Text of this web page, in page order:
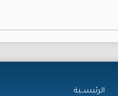
الرئيســية